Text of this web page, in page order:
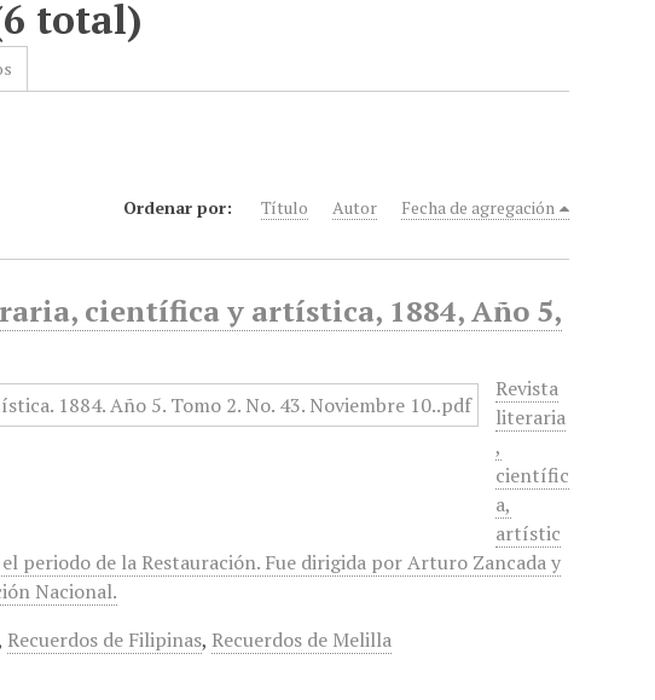
total)
Ordenar por: Título Autor Fecha de agregación
científica y artística, 1884, Año 5,
Revista
literaria
,
científic
a,
artístic
periodo de la Restauración. Fue dirigida por Arturo Zancada y
Nacional.
Recuerdos de Filipinas, Recuerdos de Melilla